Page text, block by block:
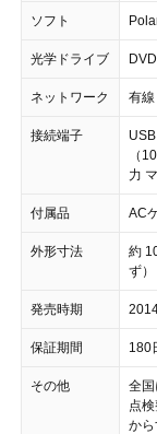
ソフト
光学ドライブ
ネットワーク 有
接続端子
（
力
付属品 AC
外形寸法
約
ず）
発売時期
保証期間 180
その他
全
点
から